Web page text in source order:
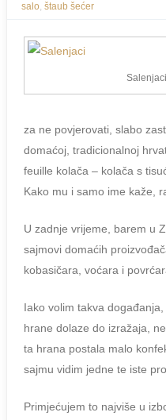
salo, štaub šećer
Salenjaci
za ne povjerovati, slabo
domaćoj, tradicionalnoj
feuille kolača – kolača s
Kako mu i samo ime kaže,
U zadnje vrijeme, barem u
sajmovi domaćih
kobasičara, voćara i
Iako volim takva
hrane dolaze do izražaja,
ta hrana postala malo
sajmu vidim jedne te iste
Primjećujem to najviše u